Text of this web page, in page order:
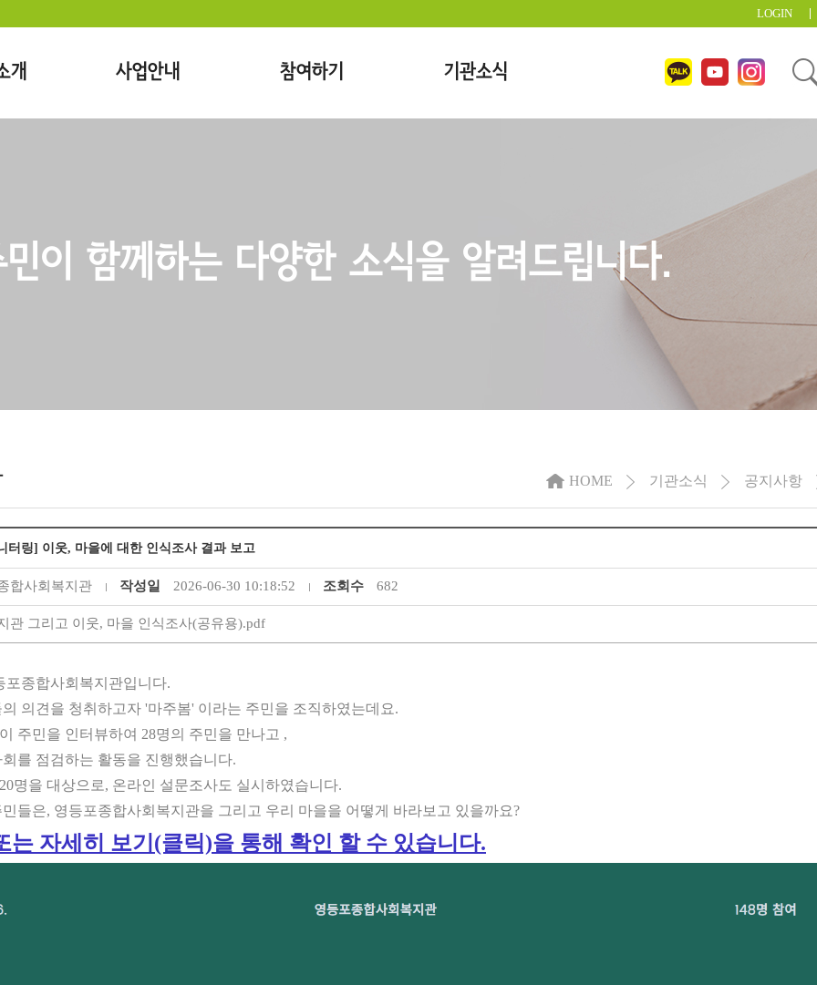
LOGIN
개 사업안내 참여하기 기관소식
이 함께하는 다양한 소식을 알려드립니다.
HOME 기관소식 공지사항
터링] 이웃, 마을에 대한 인식조사 결과 보고
합사회복지관 작성일 2026-06-30 10:18:52 조회수 682
관 그리고 이웃, 마을 인식조사(공유용).pdf
포종합사회복지관입니다.
의견을 청취하고자 '마주봄' 이라는 주민을 조직하였는데요.
주민을 인터뷰하여 28명의 주민을 만나고 ,
를 점검하는 활동을 진행했습니다.
명을 대상으로, 온라인 설문조사도 실시하였습니다.
들은, 영등포종합사회복지관을 그리고 우리 마을을 어떻게 바라보고 있을까요?
는 자세히 보기(클릭)을 통해 확인 할 수 있습니다.